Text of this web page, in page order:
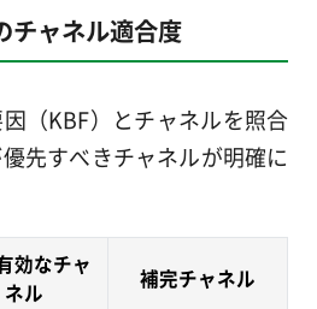
チャネル適合度
（KBF）とチャネルを照合
先すべきチャネルが明確に
効なチャ
ネル
補完チャネル